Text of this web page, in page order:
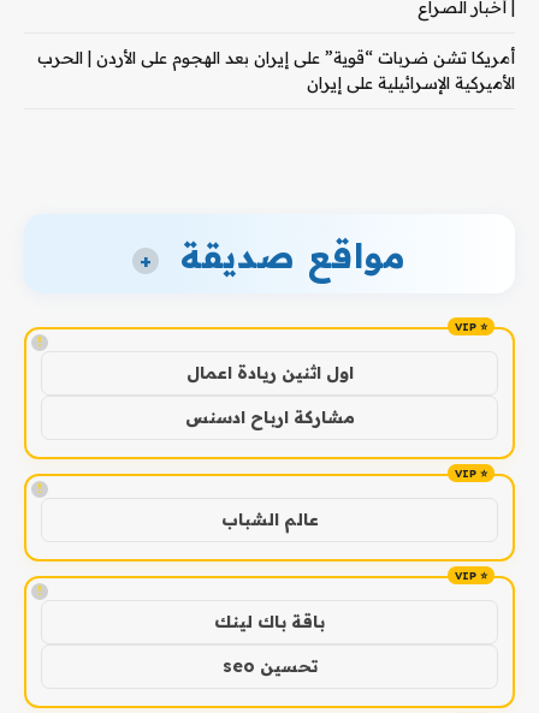
| أخبار الصراع
أمريكا تشن ضربات “قوية” على إيران بعد الهجوم على الأردن | الحرب
الأميركية الإسرائيلية على إيران
مواقع صديقة +
!
اول اثنين ريادة اعمال
مشاركة ارباح ادسنس
!
عالم الشباب
!
باقة باك لينك
تحسين seo